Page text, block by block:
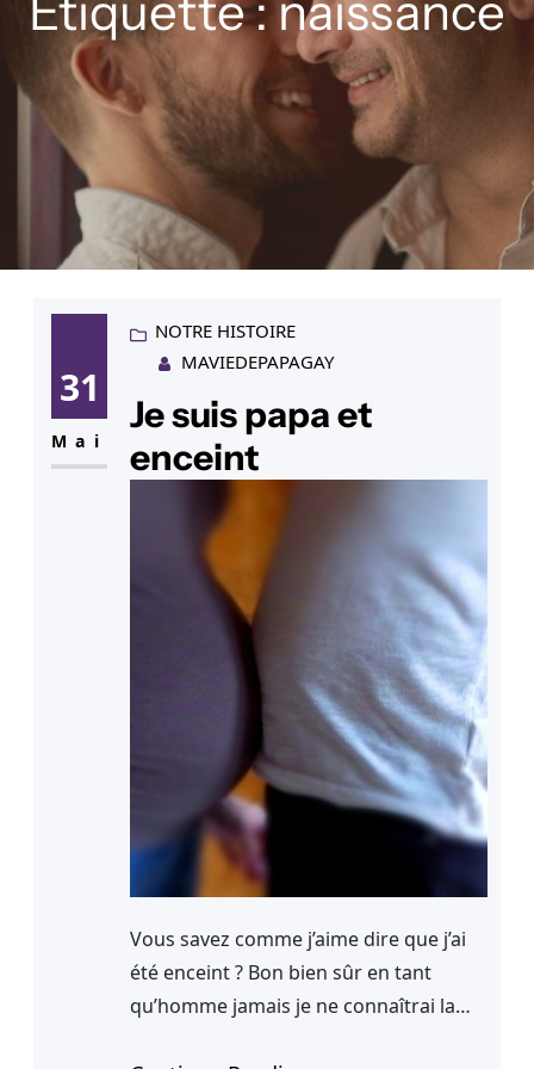
31
Mai
NOTRE HISTOIRE
MAVIEDEPAPAGAY
Je suis papa et
enceint
Vous savez comme j’aime dire que j’ai
été enceint ? Bon bien sûr en tant
qu’homme jamais je ne connaîtrai la